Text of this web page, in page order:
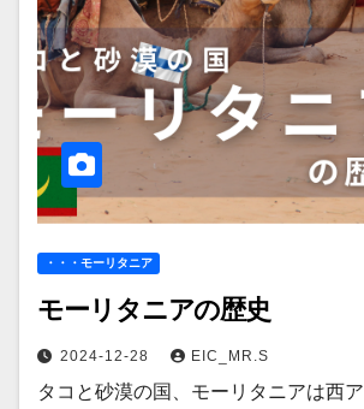
・・・モーリタニア
モーリタニアの歴史
2024-12-28 EIC_MR.S
タコと砂漠の国、モーリタニアは西